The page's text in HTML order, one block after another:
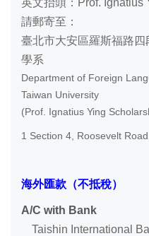
英文抬頭：Prof. Ignatius
請郵寄至：
臺北市大安區羅斯福路
學系
Department of Foreign
Taiwan University
(Prof. Ignatius Ying
1 Section 4, Roosevelt
海外匯款（不抵稅）
A/C with Bank
Taishin International